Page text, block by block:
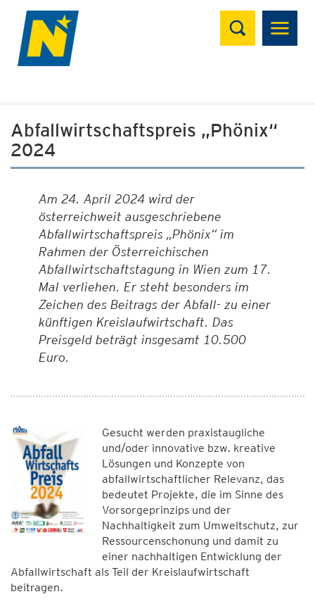
Suchen
Abfallwirtschaftspreis „Phönix“
2024
Am 24. April 2024 wird der
österreichweit ausgeschriebene
Abfallwirtschaftspreis „Phönix“ im
Rahmen der Österreichischen
Abfallwirtschaftstagung in Wien zum 17.
Mal verliehen. Er steht besonders im
Zeichen des Beitrags der Abfall- zu einer
künftigen Kreislaufwirtschaft. Das
Preisgeld beträgt insgesamt 10.500
Euro.
Gesucht werden praxistaugliche
und/oder innovative bzw. kreative
Lösungen und Konzepte von
abfallwirtschaftlicher Relevanz, das
bedeutet Projekte, die im Sinne des
Vorsorgeprinzips und der
Nachhaltigkeit zum Umweltschutz, zur
Ressourcenschonung und damit zu
einer nachhaltigen Entwicklung der
Abfallwirtschaft als Teil der Kreislaufwirtschaft
beitragen.